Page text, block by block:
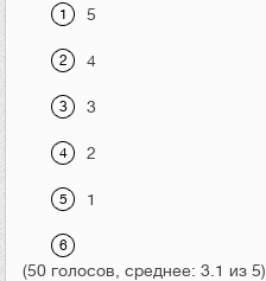
5
4
3
2
1
(50 голосов, среднее: 3.1 из 5)